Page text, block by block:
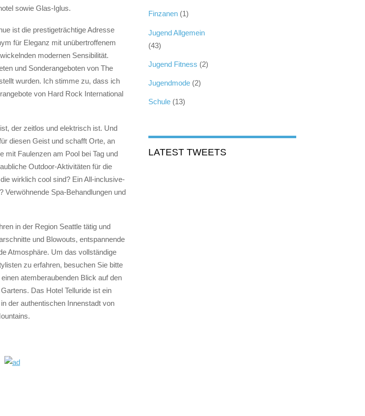
sowie Glas-Iglus.
ist die prestigeträchtige Adresse
für Eleganz mit unübertroffenem
modernen Sensibilität.
und Sonderangeboten von The
wurden. Ich stimme zu, dass ich
von Hard Rock International
der zeitlos und elektrisch ist. Und
diesen Geist und schafft Orte, an
mit Faulenzen am Pool bei Tag und
Outdoor-Aktivitäten für die
wirklich cool sind? Ein All-inclusive-
Verwöhnende Spa-Behandlungen und
in der Region Seattle tätig und
und Blowouts, entspannende
Atmosphäre. Um das vollständige
zu erfahren, besuchen Sie bitte
atemberaubenden Blick auf den
Das Hotel Telluride ist ein
der authentischen Innenstadt von
Finzanen (1)
Jugend Allgemein
(43)
Jugend Fitness (2)
Jugendmode (2)
Schule (13)
LATEST TWEETS